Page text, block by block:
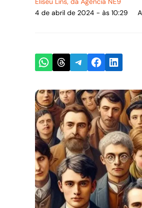
4 de abril de 2024 - às 10:29
Share on WhatsApp
Share on Threads
Share on Telegram
Share on Facebook
Share on